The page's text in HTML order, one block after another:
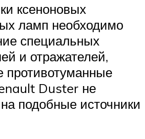
ксеноновых
ламп необходимо
специальных
и отражателей,
противотуманные
Duster не
подобные источники